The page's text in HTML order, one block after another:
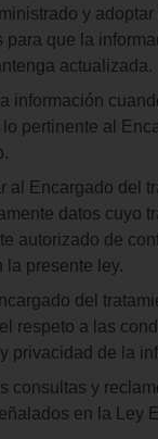
y
para que la
actualizada.
información
pertinente al
al Encargado del
datos cuyo
autorizado de
la presente ley.
del
respeto a las
privacidad de la
consultas y
en la Ley